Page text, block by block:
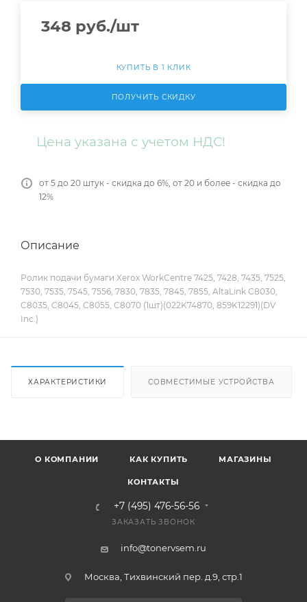
348 руб./шт
КУПИТЬ В 1 КЛИК
ПОЛУЧИТЬ СКИДКУ
Цена указана с учетом НДС!
от 5 до 20 штук - скидка до 6%, от 20 и более - скидка до
12%
Описание
Ролик подачи бумаги Xerox WorkCentre 7425, 7428, 7435, 7525,
7530, 7535, 7545, 7556, 7830, 7835, 7845, 7855, AltaLink C8030,
C8035, C8045, C8055, C8070 (1шт)(022K74870, 859K12291)(DV
Inc.)
ХАРАКТЕРИСТИКИ СОВМЕСТИМЫЕ УСТРОЙСТВА
О КОМПАНИИ КАК КУПИТЬ МАГАЗИНЫ
КОНТАКТЫ
+7 (495) 476-56-56
ЗАКАЗАТЬ ЗВОНОК
info@tonervsem.ru
Москва, Тихвинский пер. д.9, стр.1